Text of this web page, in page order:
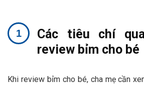
Các tiêu chí
review bỉm cho bé
Khi review bỉm cho bé, cha mẹ cần